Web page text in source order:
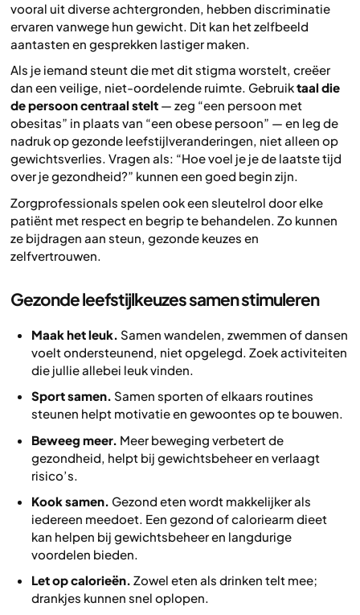
vooral uit diverse achtergronden, hebben discriminatie
ervaren vanwege hun gewicht. Dit kan het zelfbeeld
aantasten en gesprekken lastiger maken.
Als je iemand steunt die met dit stigma worstelt, creëer
dan een veilige, niet-oordelende ruimte. Gebruiktaal die
de persoon centraal stelt — zeg “een persoon met
obesitas” in plaats van “een obese persoon” — en leg de
nadruk op gezonde leefstijlveranderingen, niet alleen op
gewichtsverlies. Vragen als: “Hoe voel je je de laatste tijd
over je gezondheid?” kunnen een goed begin zijn.
Zorgprofessionals spelen ook een sleutelrol door elke
patiënt met respect en begrip te behandelen. Zo kunnen
ze bijdragen aan steun, gezonde keuzes en
zelfvertrouwen.
Gezonde leefstijlkeuzes samen stimuleren
Maak het leuk. Samen wandelen, zwemmen of dansen
voelt ondersteunend, niet opgelegd. Zoek activiteiten
die jullie allebei leuk vinden.
Sport samen. Samen sporten of elkaars routines
steunen helpt motivatie en gewoontes op te bouwen.
Beweeg meer. Meer beweging verbetert de
gezondheid, helpt bij gewichtsbeheer en verlaagt
risico’s.
Kook samen. Gezond eten wordt makkelijker als
iedereen meedoet. Een gezond of caloriearm dieet
kan helpen bij gewichtsbeheer en langdurige
voordelen bieden.
Let op calorieën. Zowel eten als drinken telt mee;
drankjes kunnen snel oplopen.